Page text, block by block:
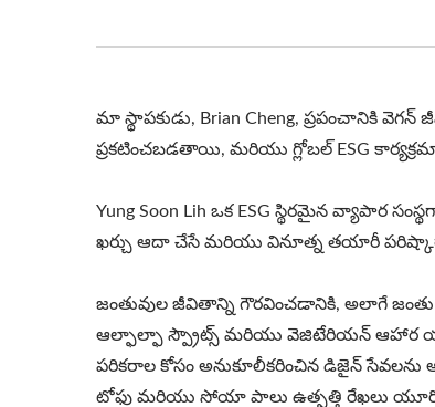
మా స్థాపకుడు, Brian Cheng, ప్రపంచానికి
ప్రకటించబడతాయి, మరియు గ్లోబల్ ESG
Yung Soon Lih ఒక ESG స్థిరమైన వ్యాపార
ఖర్చు ఆదా చేసే మరియు వినూత్న తయారీ
జంతువుల జీవితాన్ని గౌరవించడానికి, అలాగే
ఆల్ఫాల్ఫా స్ప్రౌట్స్ మరియు వెజిటేరియన్ ఆహార
పరికరాల కోసం అనుకూలీకరించిన డిజైన్
టోఫు మరియు సోయా పాలు ఉత్పత్తి రేఖలు